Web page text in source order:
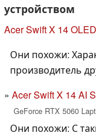
устройством
Acer Swift X 14
Они похожи:
производитель
Acer Swift X 14 AI
GeForce RTX 5060
Они похожи: С